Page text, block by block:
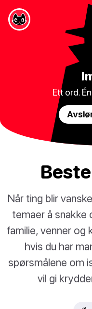
Ett ord.
Når ting blir
temaer å snakke
familie, venner
hvis du har
spørsmålene om
vil gi